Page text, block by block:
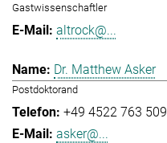
Gastwissenschaftler
altrock@...
Dr. Matthew Asker
Postdoktorand
+49 4522 763 509
asker@...